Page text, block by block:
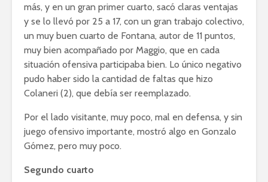
más, y en un gran primer cuarto, sacó claras ventajas
y se lo llevó por 25 a 17, con un gran trabajo colectivo,
un muy buen cuarto de Fontana, autor de 11 puntos,
muy bien acompañado por Maggio, que en cada
situación ofensiva participaba bien. Lo único negativo
pudo haber sido la cantidad de faltas que hizo
Colaneri (2), que debía ser reemplazado.
Por el lado visitante, muy poco, mal en defensa, y sin
juego ofensivo importante, mostró algo en Gonzalo
Gómez, pero muy poco.
Segundo cuarto